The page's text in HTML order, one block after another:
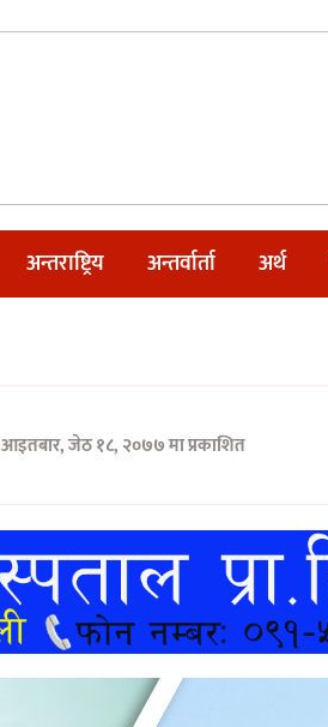
अन्तराष्ट्रिय अन्तर्वार्ता अर्थ
आइतबार, जेठ १८, २०७७ मा प्रकाशित